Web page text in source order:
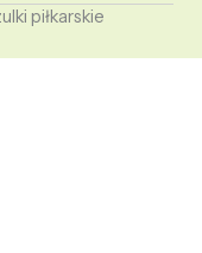
piłkarskie